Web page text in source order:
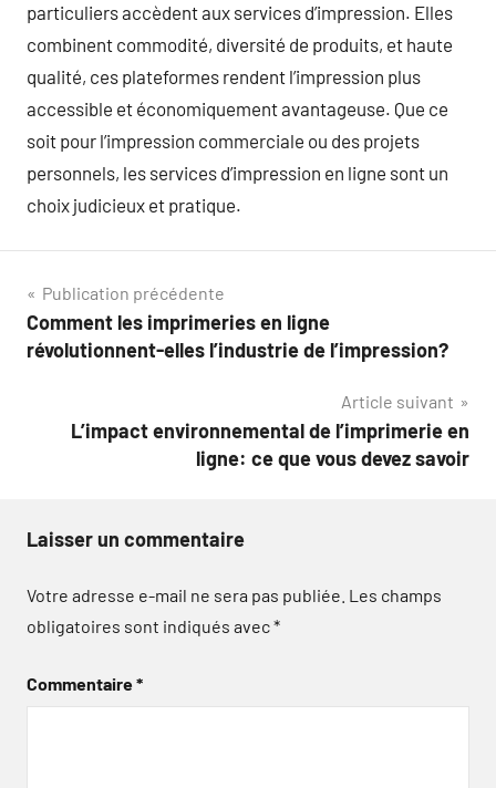
particuliers accèdent aux services d’impression. Elles
combinent commodité, diversité de produits, et haute
qualité, ces plateformes rendent l’impression plus
accessible et économiquement avantageuse. Que ce
soit pour l’impression commerciale ou des projets
personnels, les services d’impression en ligne sont un
choix judicieux et pratique.
Navigation
de
Publication précédente
Comment les imprimeries en ligne
révolutionnent-elles l’industrie de l’impression?
Article suivant
L’impact environnemental de l’imprimerie en
ligne: ce que vous devez savoir
Laisser un commentaire
Votre adresse e-mail ne sera pas publiée. Les champs
obligatoires sont indiqués avec*
Commentaire*